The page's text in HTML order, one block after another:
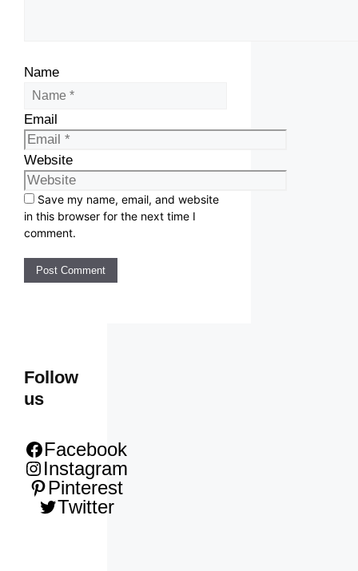
Name
Email
Website
Save my name, email, and website
in this browser for the next time I
comment.
Follow
us
Facebook
Instagram
Pinterest
Twitter